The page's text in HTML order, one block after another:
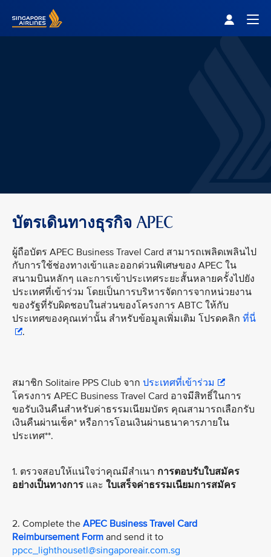
บัตรเดินทางธุรกิจ APEC
ผู้ถือบัตร APEC Business Travel Card สามารถเพลิดเพลินไป
กับการใช้ช่องทางเข้าและออกด่วนพิเศษของ APEC ใน
สนามบินหลักๆ และการเข้าประเทศระยะสั้นหลายครั้งไปยัง
ประเทศที่เข้าร่วม โดยเป็นการบริหารจัดการจากหน่วยงาน
ของรัฐที่รับผิดชอบในส่วนของโครงการ ABTC ให้กับ
ประเทศของคุณเท่านั้น สําหรับข้อมูลเพิ่มเติม โปรดคลิก ที่นี่
.
สมาชิก Solitaire PPS Club จาก ประเทศที่เข้าร่วม
โครงการ APEC Business Travel Card อาจมีสิทธิ์ในการ
ขอรับเงินคืนสำหรับค่าธรรมเนียมบัตร คุณสามารถเลือกรับ
เงินคืนผ่านเช็ค* หรือการโอนเงินผ่านธนาคารภายใน
ประเทศ**.
1. ตรวจสอบให้แน่ใจว่าคุณมีสําเนา การตอบรับใบสมัคร
อย่างเป็นทางการ และ ใบเสร็จค่าธรรมเนียมการสมัคร
2. Complete the APEC Business Travel Card
Reimbursement Form and send it to
ppcc_lighthousetl@singaporeair.com.sg